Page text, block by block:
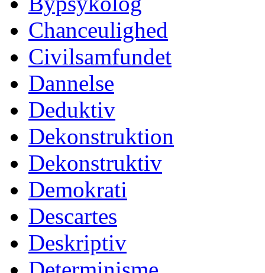
Chanceulighed
Civilsamfundet
Dannelse
Deduktiv
Dekonstruktion
Dekonstruktiv
Demokrati
Descartes
Deskriptiv